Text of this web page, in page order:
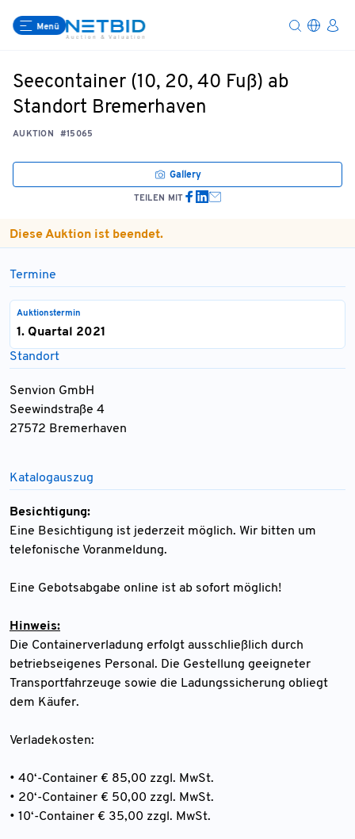
Menü
Seecontainer (10, 20, 40 Fuß) ab
Standort Bremerhaven
AUKTION #15065
Gallery
TEILEN MIT
Diese Auktion ist beendet.
Termine
Auktionstermin
1. Quartal 2021
Standort
Senvion GmbH
Seewindstraße 4
27572 Bremerhaven
Katalogauszug
Besichtigung:
Eine Besichtigung ist jederzeit möglich. Wir bitten um
telefonische Voranmeldung.
Eine Gebotsabgabe online ist ab sofort möglich!
Hinweis:
Die Containerverladung erfolgt ausschließlich durch
betriebseigenes Personal. Die Gestellung geeigneter
Transportfahrzeuge sowie die Ladungssicherung obliegt
dem Käufer.
Verladekosten:
• 40‘-Container € 85,00 zzgl. MwSt.
• 20‘-Container € 50,00 zzgl. MwSt.
• 10‘-Container € 35,00 zzgl. MwSt.